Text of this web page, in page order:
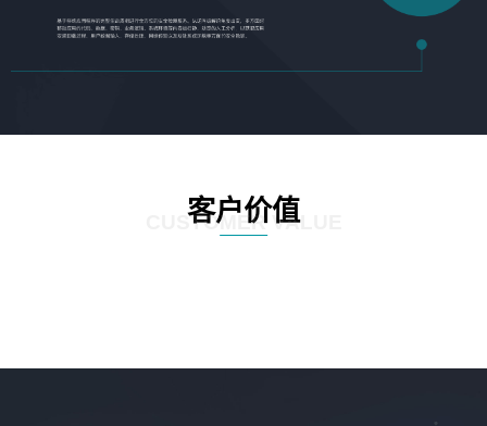
客户价值
CUSTOMER VALUE